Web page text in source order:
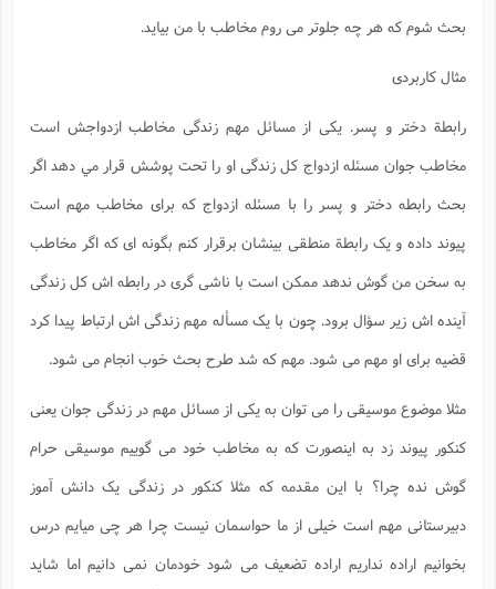
بحث شوم که هر چه جلوتر می روم مخاطب با من بیاید.
مثال کاربردی
رابطة دختر و پسر. یکی از مسائل مهم زندگی مخاطب ازدواجش است
مخاطب جوان مسئله ازدواج کل زندگی او را تحت پوشش قرار مي دهد اگر
بحث رابطه دختر و پسر را با مسئله ازدواج که برای مخاطب مهم است
پیوند داده و یک رابطة منطقی بینشان برقرار کنم بگونه ای که اگر مخاطب
به سخن من گوش ندهد ممکن است با ناشی گری در رابطه اش کل زندگی
آینده اش زیر سؤال برود. چون با یک مسأله مهم زندگی اش ارتباط پیدا کرد
قضیه برای او مهم می شود. مهم که شد طرح بحث خوب انجام می شود.
مثلا موضوع موسیقی را می توان به یکی از مسائل مهم در زندگی جوان یعنی
کنکور پیوند زد به اینصورت که به مخاطب خود می گوییم موسیقی حرام
گوش نده چرا؟ با این مقدمه که مثلا کنکور در زندگی یک دانش آموز
دبیرستانی مهم است خیلی از ما حواسمان نیست چرا هر چی میایم درس
بخوانیم اراده نداریم اراده تضعیف می شود خودمان نمی دانیم اما شاید